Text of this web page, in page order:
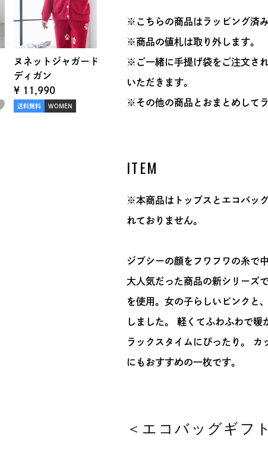
ヌネットジャガード カー
ディガン
送料無料 WOMEN
¥ 11,990
ふわふわヌネットジャガー
ド プルオーバー
送料無料 WOMEN
※こちらの商品はラッピング済
※商品の値札は取り外します。
※ご一緒に手提げ袋をご注文さ
いただきます。
※その他の商品とおまとめして
ITEM
※本商品はトップスとエコバッ
れておりません。
ジプシーの顔をフワフワの糸で
大人気だった商品の新シリーズ
を使用。女の子らしいピンクと
しました。 軽くてふわふわで暖
ラックスタイムにぴったり。 カ
にもおすすめの一枚です。
＜エコバッグギフ